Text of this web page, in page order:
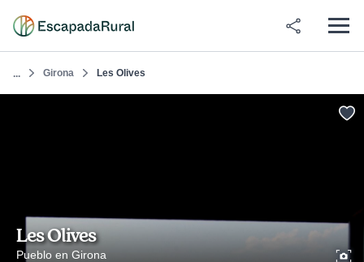
... Girona Les Olives
Les Olives
Pueblo en Girona